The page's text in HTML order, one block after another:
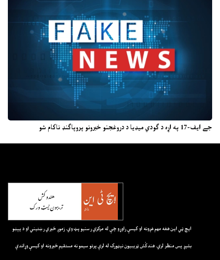
جے ایف-17 په اړه د ګودي میډیا د دروغجنو خبرونو پروپاګنډ ناکام شو
ايچ ټي اين هغه مهم غږونه او کيسې راوړو چې له مرکزي رسنيو پټ وي. زموږ خبري رښتيني او د پېښو
بشپړ پس منظر لري. هندکُش ټريبيون نيټورک له لرې پرتو سيمو نه مستقيم خبرونه او کيسې وړاندې